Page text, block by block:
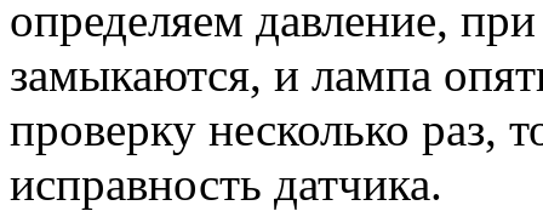
определяем давление,
замыкаются, и лампа
проверку несколько раз,
исправность датчика.